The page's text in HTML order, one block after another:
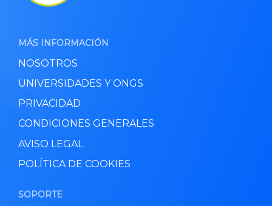
MÁS INFORMACIÓN
NOSOTROS
UNIVERSIDADES Y ONGS
PRIVACIDAD
CONDICIONES GENERALES
AVISO LEGAL
POLÍTICA DE COOKIES
SOPORTE